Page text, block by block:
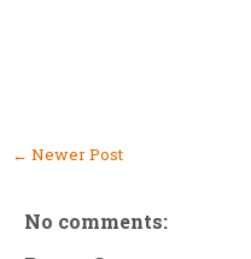
← Newer Post
No comments: